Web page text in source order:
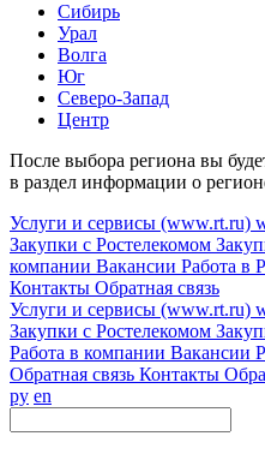
Сибирь
Урал
Волга
Юг
Северо-Запад
Центр
После выбора региона вы
в раздел информации о
Услуги и сервисы (www.rt.ru)
Закупки с Ростелекомом
компании Вакансии Работа в
Контакты Обратная связь
Услуги и сервисы (www.rt.ru)
Закупки с Ростелекомом
Работа в компании Вакансии
Обратная связь Контакты
ру en